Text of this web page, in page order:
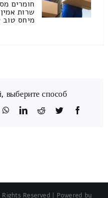
חומרים
שרות
מיחס
выберите способ!
Facebook
Twitter
Reddit
Reserved | Powered by